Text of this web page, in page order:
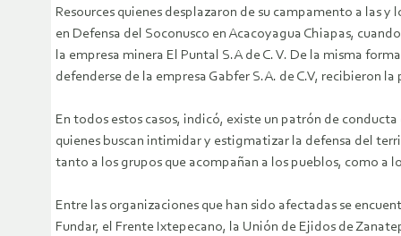
Resources quienes desplazaron de su campamento a las
en Defensa del Soconusco en Acacoyagua Chiapas,
la empresa minera El Puntal S.A de C. V. De la misma
defenderse de la empresa Gabfer S.A. de C.V, recibieron
En todos estos casos, indicó, existe un patrón de
quienes buscan intimidar y estigmatizar la defensa del
tanto a los grupos que acompañan a los pueblos, como a
Entre las organizaciones que han sido afectadas se
Fundar, el Frente Ixtepecano, la Unión de Ejidos de